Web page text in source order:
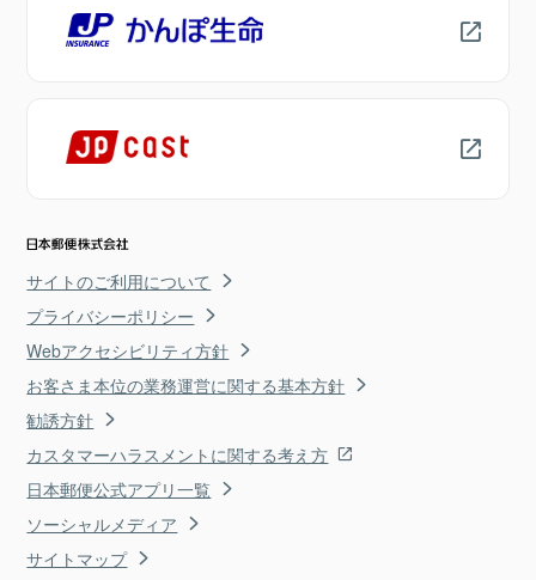
サイトのご利用について
プライバシーポリシー
Webアクセシビリティ方針
お客さま本位の業務運営に関する基本方針
勧誘方針
カスタマーハラスメントに関する考え方
日本郵便公式アプリ一覧
ソーシャルメディア
サイトマップ